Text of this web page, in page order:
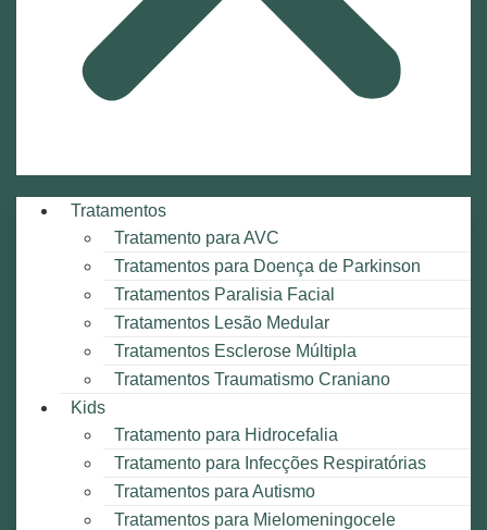
Tratamentos
Tratamento para AVC
Tratamentos para Doença de Parkinson
Tratamentos Paralisia Facial
Tratamentos Lesão Medular
Tratamentos Esclerose Múltipla
Tratamentos Traumatismo Craniano
Kids
Tratamento para Hidrocefalia
Tratamento para Infecções Respiratórias
Tratamentos para Autismo
Tratamentos para Mielomeningocele